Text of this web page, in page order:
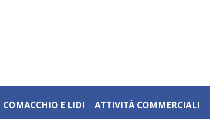
COMACCHIO E LIDI ATTIVITÀ COMMERCIALI